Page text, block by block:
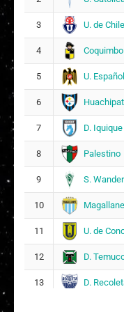
Loreto
18 Isidora
6
22
29 Sofía
3 U. de Chile
4 Coquimbo
5 U.
6
7 D. Iquique
8 Palestino
9 S.
10
11 U. de
12 D.
13 D.